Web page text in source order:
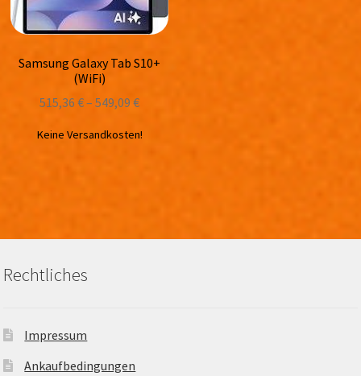
Samsung Galaxy Tab S10+
(WiFi)
515,36€–549,09€
Keine Versandkosten!
Rechtliches
Impressum
Ankaufbedingungen